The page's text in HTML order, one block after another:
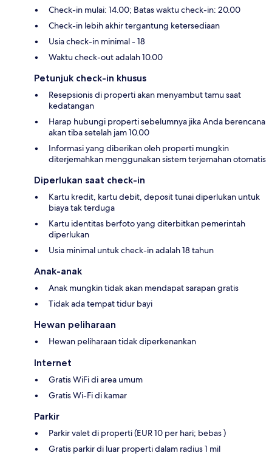
Check-in mulai: 14.00; Batas waktu check-in: 20.00
Check-in lebih akhir tergantung ketersediaan
Usia check-in minimal - 18
Waktu check-out adalah 10.00
Petunjuk check-in khusus
Resepsionis di properti akan menyambut tamu saat
kedatangan
Harap hubungi properti sebelumnya jika Anda berencana
akan tiba setelah jam 10.00
Informasi yang diberikan oleh properti mungkin
diterjemahkan menggunakan sistem terjemahan otomatis
Diperlukan saat check-in
Kartu kredit, kartu debit, deposit tunai diperlukan untuk
biaya tak terduga
Kartu identitas berfoto yang diterbitkan pemerintah
diperlukan
Usia minimal untuk check-in adalah 18 tahun
Anak-anak
Anak mungkin tidak akan mendapat sarapan gratis
Tidak ada tempat tidur bayi
Hewan peliharaan
Hewan peliharaan tidak diperkenankan
Internet
Gratis WiFi di area umum
Gratis Wi-Fi di kamar
Parkir
Parkir valet di properti (EUR 10 per hari; bebas )
Gratis parkir di luar properti dalam radius 1 mil